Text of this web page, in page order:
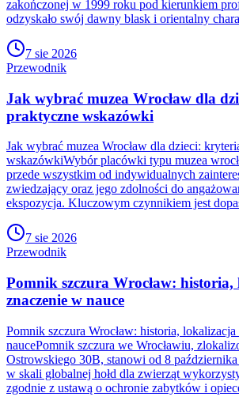
zakończonej w 1999 roku pod kierunkiem
odzyskało swój dawny blask i orientalny
7 sie 2026
Przewodnik
Jak wybrać muzea Wrocław dla
praktyczne wskazówki
Jak wybrać muzea Wrocław dla dzieci:
wskazówkiWybór placówki typu muzea
przede wszystkim od indywidualnych
zwiedzający oraz jego zdolności do
ekspozycja. Kluczowym czynnikiem jest
7 sie 2026
Przewodnik
Pomnik szczura Wrocław:
znaczenie w nauce
Pomnik szczura Wrocław: historia,
naucePomnik szczura we Wrocławiu,
Ostrowskiego 30B, stanowi od 8
w skali globalnej hołd dla zwierząt
zgodnie z ustawą o ochronie zabytków i